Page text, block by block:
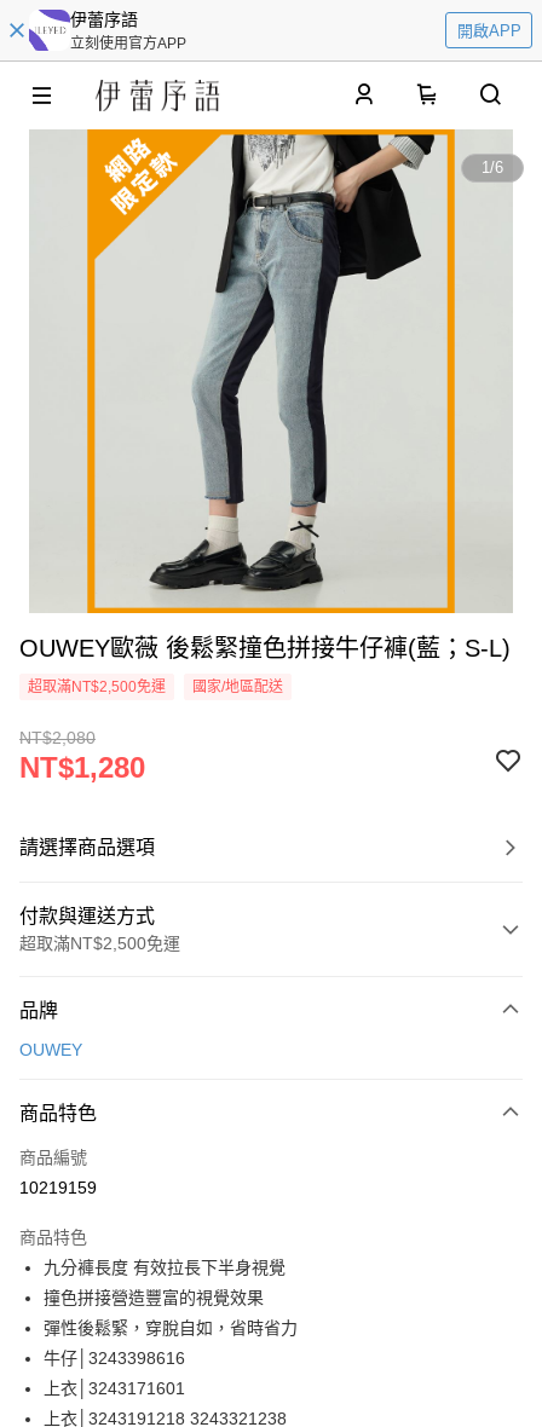
伊蕾序語
立刻使用官方APP
開啟APP
1/6
OUWEY歐薇 後鬆緊撞色拼接牛仔褲(藍；S-L)
超取滿NT$2,500免運 國家/地區配送
NT$2,080
NT$1,280
請選擇商品選項
付款與運送方式
超取滿NT$2,500免運
信用卡一次付款
3 期 0 利率 每期
合作金庫商業銀行
上海商業儲蓄銀行
臺灣中小企業銀行
匯豐（台灣）商業銀行
聯邦商業銀行
元大商業銀行
永豐商業銀行
玉山商業銀行
台新國際商業銀行
台灣樂天信用卡公司
超商取貨付款
LINE Pay
Apple Pay
街口支付
悠遊付
全盈+PAY
大哥付你分期
品牌
OUWEY
商品特色
商品編號
10219159
商品特色
九分褲長度 有效拉長下半身視覺
撞色拼接營造豐富的視覺效果
彈性後鬆緊，穿脫自如，省時省力
牛仔│3243398616
上衣│3243171601
上衣│3243191218 3243321238